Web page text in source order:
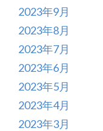
2023年9月
2023年8月
2023年7月
2023年6月
2023年5月
2023年4月
2023年3月